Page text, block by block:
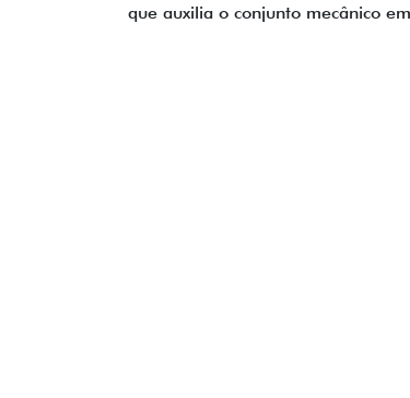
que auxilia o conjunto mecânico